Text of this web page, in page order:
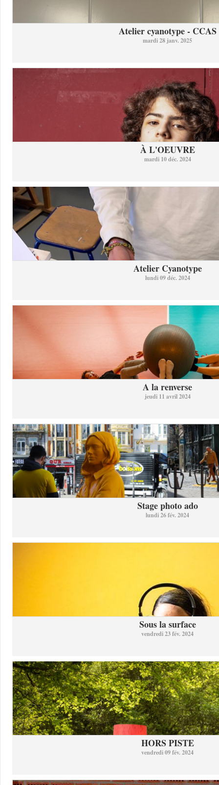
Atelier cyanotype - CCAS
mardi 28 janv. 2025
À L'OEUVRE
mardi 10 déc. 2024
Atelier Cyanotype
lundi 09 déc. 2024
A la renverse
jeudi 11 avril 2024
Stage photo ado
lundi 26 fév. 2024
Sous la surface
vendredi 23 fév. 2024
HORS PISTE
vendredi 09 fév. 2024